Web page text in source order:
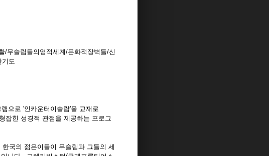
/무슬림들의영적세계/문화적장벽들/신
기도
으로 '인카운터이슬람'을 교재로
잡힌 성경적 관점을 제공하는 프로그
국의 젊은이들이 무슬림과 그들의 세